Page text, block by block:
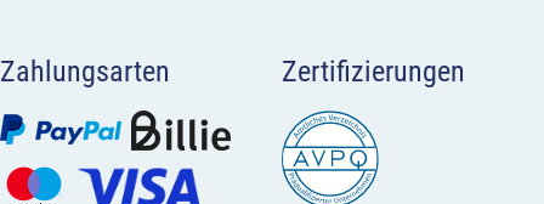
Zahlungsarten Zertifizierungen